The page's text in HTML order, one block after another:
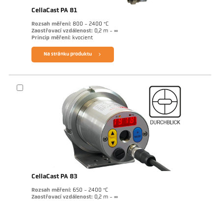
CellaCast PA 81
Rozsah měření: 800 - 2400 °C
Zaostřovací vzdálenost: 0,2 m - ∞
Princip měření: kvocient
Na stránku produktu
CellaCast PA 83
Rozsah měření: 650 - 2400 °C
Zaostřovací vzdálenost: 0,2 m - ∞